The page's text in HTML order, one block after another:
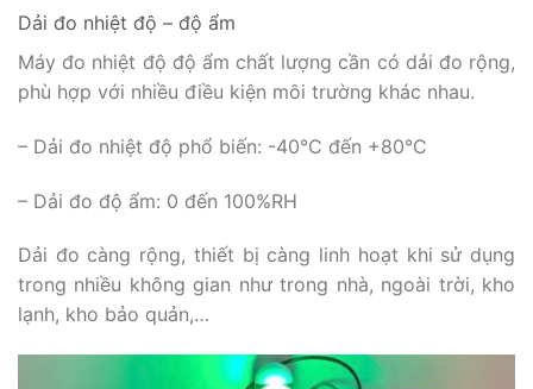
Dải đo nhiệt độ – độ ẩm
Máy đo nhiệt độ độ ẩm chất lượng cần có dải đo rộng,
phù hợp với nhiều điều kiện môi trường khác nhau.
– Dải đo nhiệt độ phổ biến: -40°C đến +80°C
– Dải đo độ ẩm: 0 đến 100%RH
Dải đo càng rộng, thiết bị càng linh hoạt khi sử dụng
trong nhiều không gian như trong nhà, ngoài trời, kho
lạnh, kho bảo quản,…